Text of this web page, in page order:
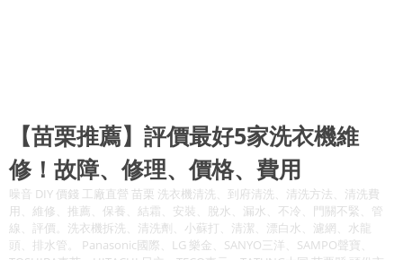
【苗栗推薦】評價最好5家洗衣機維
修！故障、修理、價格、費用
噪音 DIY 價錢 工廠直營 苗栗 洗衣機清洗、到府清洗、清洗方法、清洗費
用、維修、推薦、保養、結霜、安裝、脫水、漏水、不冷、門關不緊、管
線、評價。洗衣機拆洗、清洗劑、小蘇打、清潔、漂白水、濾網、水龍
頭、排水管。 Panasonic國際、LG 樂金、SANYO三洋、SAMPO聲寶、